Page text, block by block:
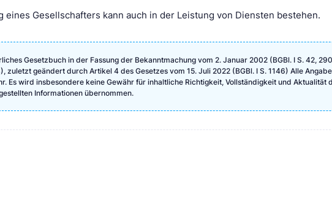
eines Gesellschafters kann auch in der Leistung von Diensten bestehen.
Gesetzbuch in der Fassung der Bekanntmachung vom 2. Januar 2002 (BGBl. I S. 42,
zuletzt geändert durch Artikel 4 des Gesetzes vom 15. Juli 2022 (BGBl. I S. 1146) Alle
Es wird insbesondere keine Gewähr für inhaltliche Richtigkeit, Vollständigkeit und Aktualität
Informationen übernommen.